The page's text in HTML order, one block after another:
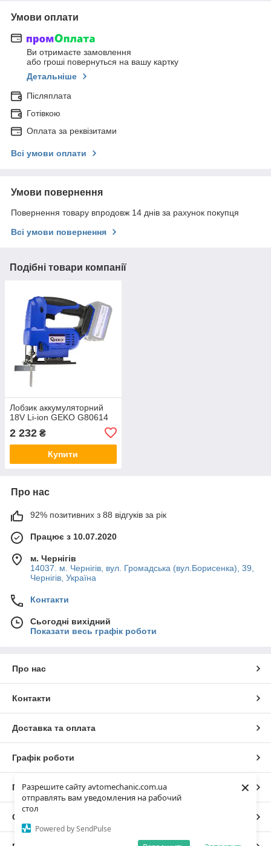
Разрешите сайту avtomechanic.com.ua
отправлять вам уведомления на рабочий
стол
Powered by SendPulse
×
Умови оплати
Ви отримаєте замовлення
або гроші повернуться на вашу картку
Детальніше
Післяплата
Готівкою
Оплата за реквізитами
Всі умови оплати
Умови повернення
Повернення товару впродовж 14 днів за рахунок покупця
Всі умови повернення
Подібні товари компанії
Лобзик аккумуляторний
18V Li-ion GEKO G80614
2 232 ₴
Купити
Про нас
92% позитивних з 88 відгуків за рік
Працює з 10.07.2020
м. Чернігів
14037. м. Чернігів, вул. Громадська (вул.Борисенка), 39,
Чернігів, Україна
Контакти
Сьогодні вихідний
Показати весь графік роботи
Про нас
Контакти
Доставка та оплата
Графік роботи
Повна версія сайту
Сайт створено на маркетплейсі